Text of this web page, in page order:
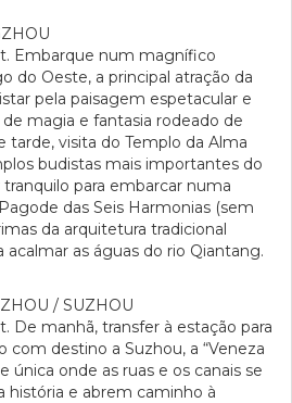
Embarque num magnífico
do Oeste, a principal atração da
pela paisagem espetacular e
magia e fantasia rodeado de
tarde, visita do Templo da Alma
budistas mais importantes do
para embarcar numa
das Seis Harmonias (sem
da arquitetura tradicional
acalmar as águas do rio Qiantang.
/ SUZHOU
De manhã, transfer à estação para
destino a Suzhou, a “Veneza
única onde as ruas e os canais se
história e abrem caminho à